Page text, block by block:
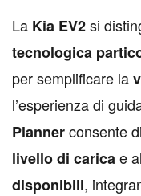
La Kia EV2si
tecnologica
per semplificare la
l’esperienza di
Plannerconsente di
livello di caricae
disponibili,